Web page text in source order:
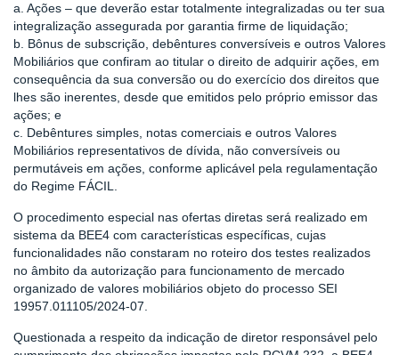
a. Ações – que deverão estar totalmente integralizadas ou ter sua
integralização assegurada por garantia firme de liquidação;
b. Bônus de subscrição, debêntures conversíveis e outros Valores
Mobiliários que confiram ao titular o direito de adquirir ações, em
consequência da sua conversão ou do exercício dos direitos que
lhes são inerentes, desde que emitidos pelo próprio emissor das
ações; e
c. Debêntures simples, notas comerciais e outros Valores
Mobiliários representativos de dívida, não conversíveis ou
permutáveis em ações, conforme aplicável pela regulamentação
do Regime FÁCIL.
O procedimento especial nas ofertas diretas será realizado em
sistema da BEE4 com características específicas, cujas
funcionalidades não constaram no roteiro dos testes realizados
no âmbito da autorização para funcionamento de mercado
organizado de valores mobiliários objeto do processo SEI
19957.011105/2024-07.
Questionada a respeito da indicação de diretor responsável pelo